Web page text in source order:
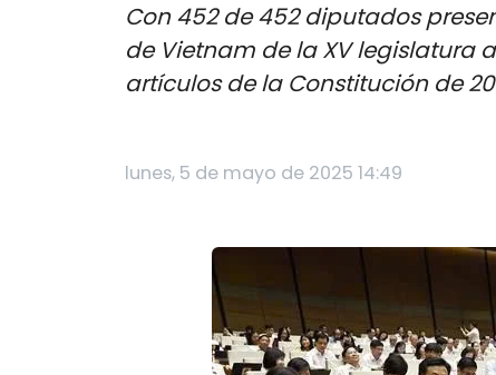
Con 452 de 452 diputados
de Vietnam de la XV legislatura
artículos de la Constitución de
lunes, 5 de mayo de 2025 14:49